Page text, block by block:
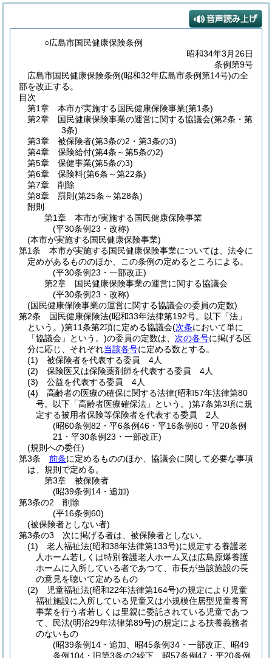
○広島市国民健康保険条例
昭和34年3月26日
条例第9号
広島市国民健康保険条例(昭和32年広島市条例第14号)の全
部を改正する。
目次
第1章
本市が実施する国民健康保険事業(第1条)
第2章
国民健康保険事業の運営に関する協議会(第2条・第
3条)
第3章
被保険者(第3条の2・第3条の3)
第4章
保険給付(第4条～第5条の2)
第5章
保健事業(第5条の3)
第6章
保険料(第6条～第22条)
第7章
削除
第8章
罰則 (第25条～第28条)
附則
第1章
本市が実施する国民健康保険事業
(平30条例23・改称)
(本市が実施する国民健康保険事業)
第1条
本市が実施する国民健康保険事業については、法令に
定めがあるもののほか、この条例の定めるところによる。
(平30条例23・一部改正)
第2章
国民健康保険事業の運営に関する協議会
(平30条例23・改称)
(国民健康保険事業の運営に関する協議会の委員の定数)
第2条
国民健康保険法(昭和33年法律第192号。以下「法」
という。)第11条第2項に定める協議会(次条において単に
「協議会」という。)の委員の定数は、 次の各号に掲げる区
分に応じ、それぞれ当該各号に定める数とする。
(1)
被保険者を代表する委員 4人
(2)
保険医又は保険薬剤師を代表する委員 4人
(3)
公益を代表する委員 4人
(4)
高齢者の医療の確保に関する法律(昭和57年法律第80
号。以下「高齢者医療確保法」という。)第7条第3項に規
定する被用者保険等保険者を代表する委員 2人
(昭60条例82・平6条例46・平16条例60・平20条例
21・平30条例23・一部改正)
(規則への委任)
第3条
前条に定めるもののほか、協議会に関して必要な事項
は、規則で定める。
第3章
被保険者
(昭39条例14・追加)
第3条の2
削除
(平16条例60)
(被保険者としない者)
第3条の3
次に掲げる者は、被保険者としない。
(1)
老人福祉法(昭和38年法律第133号)に規定する養護老
人ホーム若しくは特別養護老人ホーム又は広島原爆養護
ホームに入所している者であつて、市長が当該施設の長
の意見を聴いて定めるもの
(2)
児童福祉法(昭和22年法律第164号)の規定により児童
福祉施設に入所している児童又は小規模住居型児童養育
事業を行う者若しくは里親に委託されている児童であつ
て、民法(明治29年法律第89号)の規定による扶養義務者
のないもの
(昭39条例14・追加、昭45条例34・一部改正、昭49
条例104・旧第3条の2繰下、昭57条例47・平20条例